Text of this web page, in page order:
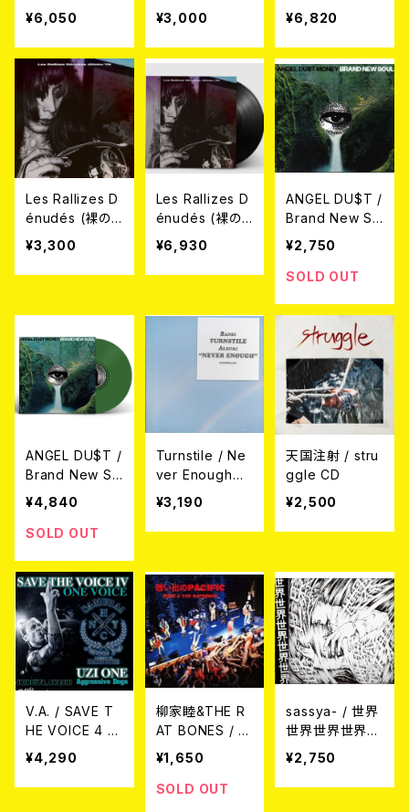
NT / Rodeo T
andem Beat S
pecter 2LP
¥6,050
ジナルフィギュ
ア(1体)+ WAV
音源
¥3,000
2LP
¥6,820
Les Rallizes D
énudés (裸の
ラリーズ) / 拾得
¥3,300
Les Rallizes D
énudés (裸の
ラリーズ) / 拾得
Jittoku ’76 2L
P
¥6,930
ANGEL DU$T /
Brand New So
ul CD
¥2,750
SOLD OUT
ANGEL DU$T /
Brand New So
ul (Hunter Gre
en Vinyl) LP
¥4,840
SOLD OUT
Turnstile / Ne
ver Enough
CD
¥3,190
天国注射 / stru
ggle CD
¥2,500
V.A. / SAVE T
HE VOICE 4 九
州編 2CD’s Be
nefit compilati
on
¥4,290
柳家睦&THE R
AT BONES / 想
い出のPACIFIC
CD
¥1,650
SOLD OUT
sassya- / 世界
世界世界世界世
界 CD
¥2,750